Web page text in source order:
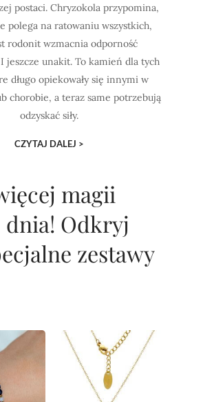
postaci. Chryzokola przypomina,
polega na ratowaniu wszystkich,
rodonit wzmacnia odporność
jeszcze unakit. To kamień dla tych
długo opiekowały się innymi w
chorobie, a teraz same potrzebują
odzyskać siły.
CZYTAJ DALEJ >
magii
dnia! Odkryj
zestawy